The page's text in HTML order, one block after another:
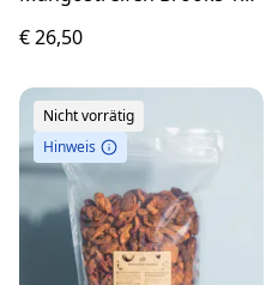
€ 26,50
Nicht vorrätig
Hinweis